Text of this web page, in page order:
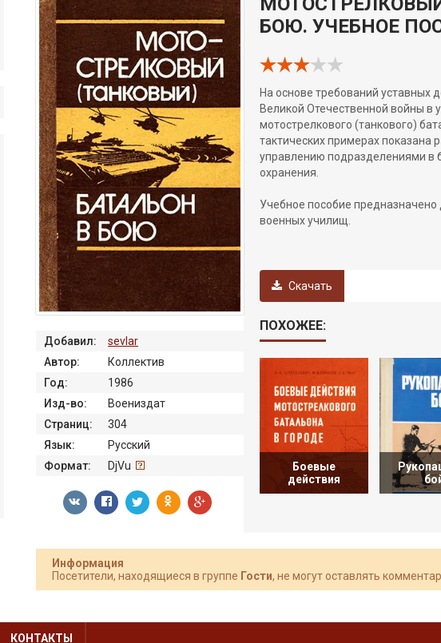
БОЮ. УЧЕБНОЕ
На основе требований уставных
Великой Отечественной войны в
мотострелкового (танкового)
тактических примерах показана
управлению подразделениями в
охранения.
Учебное пособие
военных училищ.
Скачать
Добавил:
sevlar
Автор:
Коллектив
Год:
1986
Изд-во:
Воениздат
Страниц:
304
Язык:
Русский
Формат:
DjVu
ПОХОЖЕЕ:
Боевые
действия
Информация
Посетители, находящиеся в группе Гости, не могут оставлять
КОНТАКТЫ